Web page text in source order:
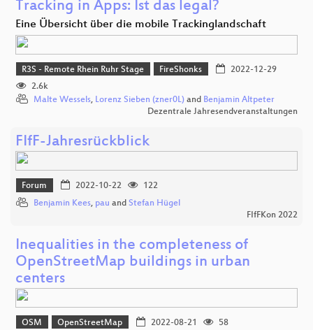
Tracking in Apps: Ist das legal?
Eine Übersicht über die mobile Trackinglandschaft
R3S - Remote Rhein Ruhr Stage FireShonks
2022-12-29
2.6k
Malte Wessels, Lorenz Sieben (zner0L) and Benjamin Altpeter
Dezentrale Jahresendveranstaltungen
FIfF-Jahresrückblick
Forum 2022-10-22
122
Benjamin Kees, pau and Stefan Hügel
FIfFKon 2022
Inequalities in the completeness of
OpenStreetMap buildings in urban
centers
OSM OpenStreetMap 2022-08-21
58